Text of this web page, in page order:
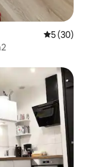
5 (30)